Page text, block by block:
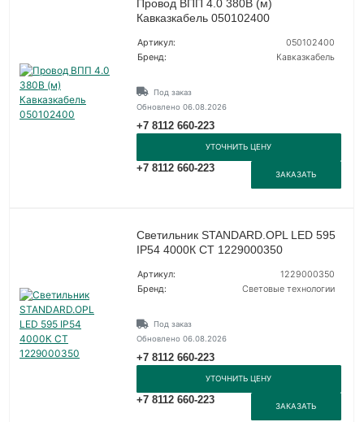
Провод ВПП 4.0 380В (м)
Кавказкабель 050102400
Артикул:
050102400
Бренд:
Кавказкабель
Под заказ
Обновлено 06.08.2026
+7 8112 660-223
УТОЧНИТЬ ЦЕНУ
+7 8112 660-223
ЗАКАЗАТЬ
Светильник STANDARD.OPL LED 595
IP54 4000К СТ 1229000350
Артикул:
1229000350
Бренд:
Световые технологии
Под заказ
Обновлено 06.08.2026
+7 8112 660-223
УТОЧНИТЬ ЦЕНУ
+7 8112 660-223
ЗАКАЗАТЬ